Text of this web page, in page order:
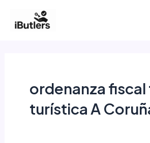
ordenanza fiscal
turística A